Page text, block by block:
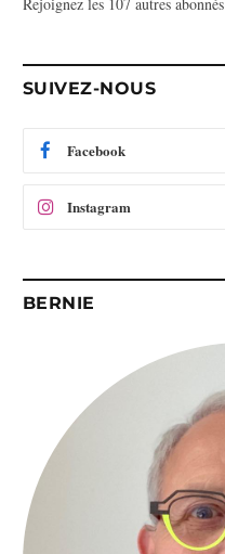
s
-
m
SUIVEZ-NOUS
Facebook
Instagram
BERNIE